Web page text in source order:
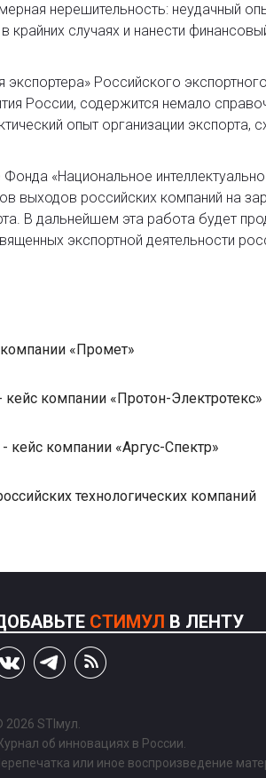
нерешительность: неудачный
крайних случаях и нанести
Российского
России, содержится немало
опыт организации экспорта,
«Национальное
выходов российских компаний на
В дальнейшем эта работа будет
экспортной деятельности
«Промет»
компании «Протон-Электротекс»
кейс компании «Аргус-Спектр»
технологических компаний
СТИМУЛ В ЛЕНТУ
2026 STIмул.
об инновациях в России.
или иное воспроизведение